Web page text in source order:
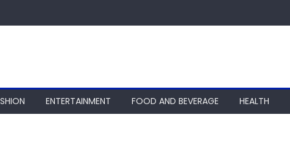
ENTERTAINMENT FOOD AND BEVERAGE HEALTH